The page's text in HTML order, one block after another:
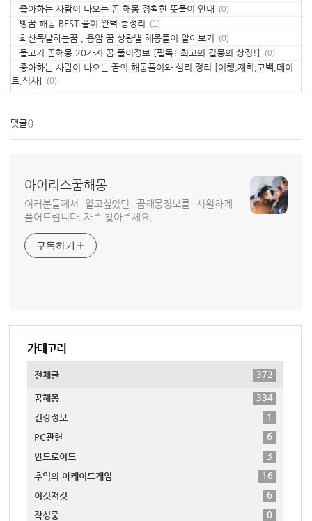
좋아하는 사람이 나오는 꿈 해몽 정확한 뜻풀이 안내 (0)
빵꿈 해몽 BEST 풀이 완벽 총정리 (1)
화산폭발하는꿈 , 용암 꿈 상황별 해몽풀이 알아보기 (0)
물고기 꿈해몽 20가지 꿈 풀이정보 [필독! 최고의 길몽의 상징!] (0)
좋아하는 사람이 나오는 꿈의 해몽풀이와 심리 정리 [여행,재회,고백,데이
트,식사] (0)
댓글()
아이리스꿈해몽
여러분들께서 알고싶었던 꿈해몽정보를 시원하게
풀어드립니다. 자주 찾아주세요.
구독하기
카테고리
전체글 372
꿈해몽
334
건강정보
1
PC관련
6
안드로이드
3
추억의 아케이드게임
16
이것저것
6
작성중
0